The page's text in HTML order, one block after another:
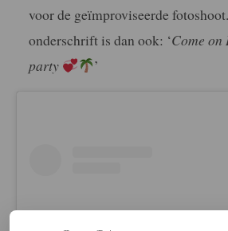
voor de geïmproviseerde
onderschrift is dan ook: ‘Come on
party
’